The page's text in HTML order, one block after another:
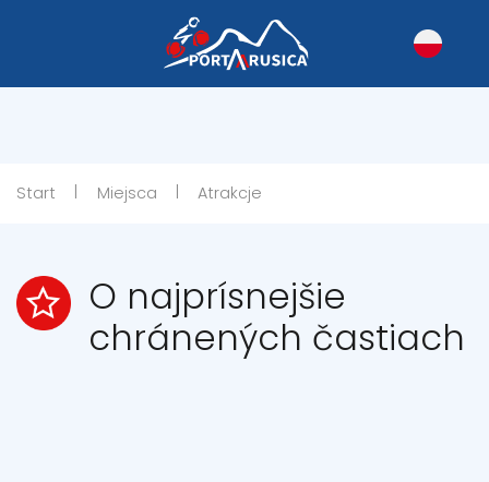
Start | Miejsca | Atrakcje
O najprísnejšie
chránených častiach